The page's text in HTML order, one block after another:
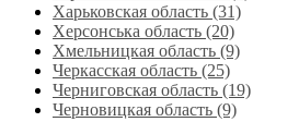
Харьковская область‎ (31)
Херсонська область‎ (20)
Хмельницкая область‎ (9)
Черкасская область‎ (25)
Черниговская область (19)
Черновицкая область (9)